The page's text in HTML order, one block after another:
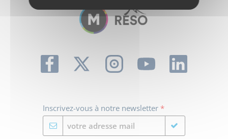
Inscrivez-vous à notre newsletter *